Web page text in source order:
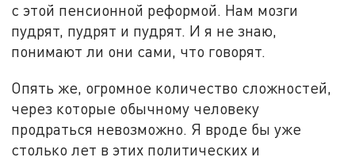
с этой пенсионной реформой. Нам мозги
пудрят, пудрят и пудрят. И я не знаю,
понимают ли они сами, что говорят.
Опять же, огромное количество сложностей,
через которые обычному человеку
продраться невозможно. Я вроде бы уже
столько лет в этих политических и